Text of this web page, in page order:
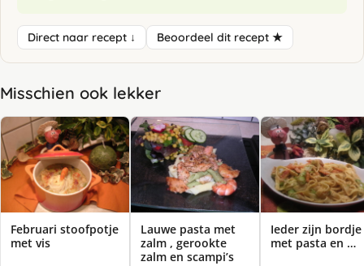
Direct naar recept ↓ Beoordeel dit recept ★
Misschien ook lekker
Februari stoofpotje
met vis
Lauwe pasta met
zalm , gerookte
zalm en scampi’s
Ieder zijn bordje
met pasta en …